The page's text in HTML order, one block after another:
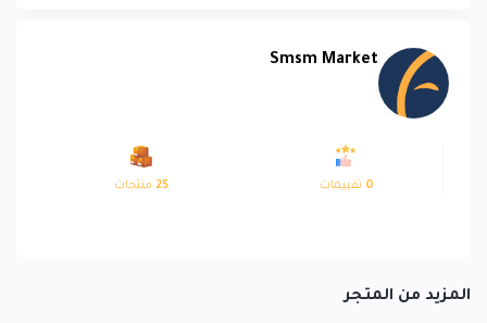
Smsm Market
0 تقييمات 25 منتجات
المزيد من المتجر